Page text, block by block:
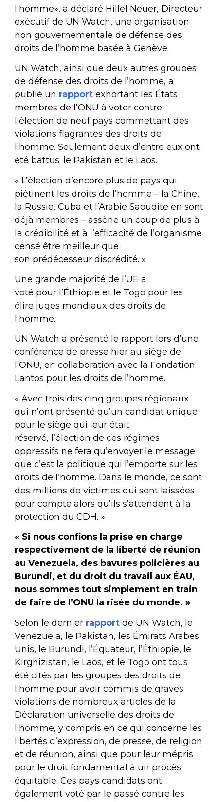
l’homme», a déclaré Hillel Neuer, Directeur
exécutif de UN Watch, une organisation
non gouvernementale de défense des
droits de l’homme basée à Genève.
UN Watch, ainsi que deux autres groupes
de défense des droits de l’homme, a
publié un rapport exhortant les États
membres de l’ONU à voter contre
l’élection de neuf pays commettant des
violations flagrantes des droits de
l’homme. Seulement deux d’entre eux ont
été battus: le Pakistan et le Laos.
« L’élection d’encore plus de pays qui
piétinent les droits de l’homme – la Chine,
la Russie, Cuba et l’Arabie Saoudite en sont
déjà membres – assène un coup de plus à
la crédibilité et à l’efficacité de l’organisme
censé être meilleur que
son prédécesseur discrédité. »
Une grande majorité de l’UE a
voté pour l’Éthiopie et le Togo pour les
élire juges mondiaux des droits de
l’homme.
UN Watch a présenté le rapport lors d’une
conférence de presse hier au siège de
l’ONU, en collaboration avec la Fondation
Lantos pour les droits de l’homme.
« Avec trois des cinq groupes régionaux
qui n’ont présenté qu’un candidat unique
pour le siège qui leur était
réservé, l’élection de ces régimes
oppressifs ne fera qu’envoyer le message
que c’est la politique qui l’emporte sur les
droits de l’homme. Dans le monde, ce sont
des millions de victimes qui sont laissées
pour compte alors qu’ils s’attendent à la
protection du CDH. »
« Si nous confions la prise en charge
respectivement de la liberté de réunion
au Venezuela, des bavures policières au
Burundi, et du droit du travail aux ÉAU,
nous sommes tout simplement en train
de faire de l’ONU la risée du monde. »
Selon le dernier rapport de UN Watch, le
Venezuela, le Pakistan, les Émirats Arabes
Unis, le Burundi, l’Équateur, l’Éthiopie, le
Kirghizistan, le Laos, et le Togo ont tous
été cités par les groupes des droits de
l’homme pour avoir commis de graves
violations de nombreux articles de la
Déclaration universelle des droits de
l’homme, y compris en ce qui concerne les
libertés d’expression, de presse, de religion
et de réunion, ainsi que pour leur mépris
pour le droit fondamental à un procès
équitable. Ces pays candidats ont
également voté par le passé contre les